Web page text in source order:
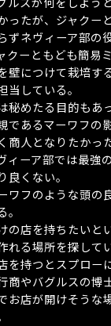
ったが、ジャクー
ずネヴィーア部の
クーともども簡易
壁につけて栽培す
当している。
秘めたる目的もあ
であるマーワフの
商人となりたかった
ィーア部では最強
良くない。
ワフのような頭の
の店を持ちたいと
れる場所を探して
を持つとスプロー
商やバグルスの博
お店が開けそうな